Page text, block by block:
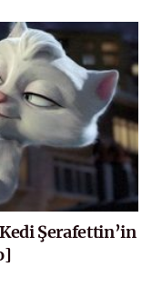
Şerafettin’in